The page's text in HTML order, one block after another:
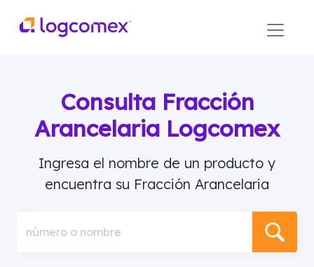
Consulta Fracción
Arancelaria Logcomex
Ingresa el nombre de un producto y
encuentra su Fracción Arancelaria
número o nombre